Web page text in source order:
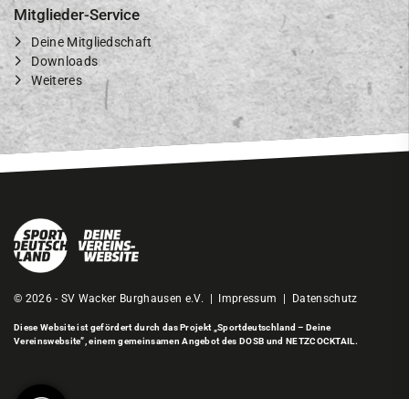
Mitglieder-Service
Deine Mitgliedschaft
Downloads
Weiteres
© 2026 - SV Wacker Burghausen e.V. | Impressum | Datenschutz
Diese Website ist gefördert durch das Projekt „Sportdeutschland – Deine
Vereinswebsite” , einem gemeinsamen Angebot des DOSB und NETZCOCKTAIL.